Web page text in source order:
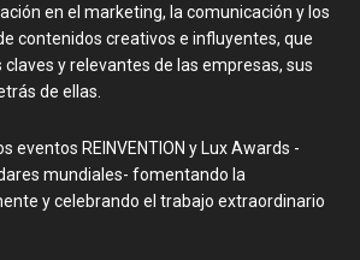
en el marketing, la comunicación y los
contenidos creativos e influyentes, que
y relevantes de las empresas, sus
de ellas.
eventos REINVENTION y Lux Awards -
mundiales- fomentando la
y celebrando el trabajo extraordinario